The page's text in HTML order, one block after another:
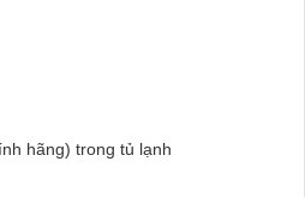
hãng) trong tủ lạnh